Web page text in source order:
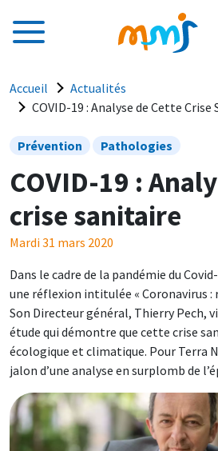
Fil d'Ariane
Accueil
Actualités
COVID-19 : Analyse de Cette Crise
Prévention Pathologies
COVID-19 :
crise sanitaire
Mardi 31 mars 2020
Dans le cadre de la pandémie du
une réflexion intitulée « Coronavirus :
Son Directeur général, Thierry Pech,
étude qui démontre que cette crise
écologique et climatique. Pour Terra
jalon d’une analyse en surplomb de
Image